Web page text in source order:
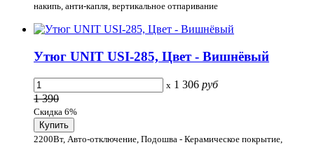
накипь, анти-капля, вертикальное отпаривание
Утюг UNIT USI-285, Цвет - Вишнёвый
x 1 306 руб
1 390
Скидка 6%
2200Вт, Авто-отключение, Подошва - Керамическое покрытие,